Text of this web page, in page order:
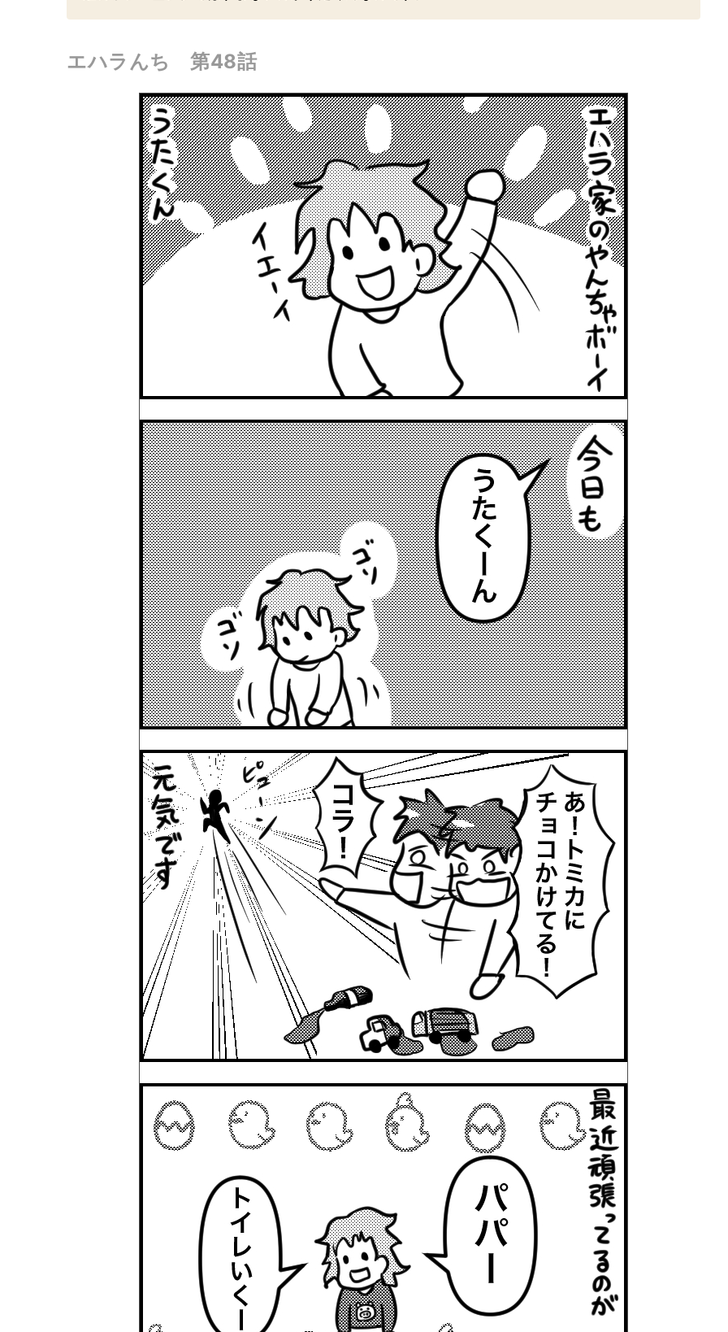
エハラんち 第48話